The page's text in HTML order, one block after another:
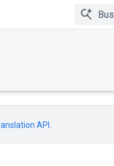
API